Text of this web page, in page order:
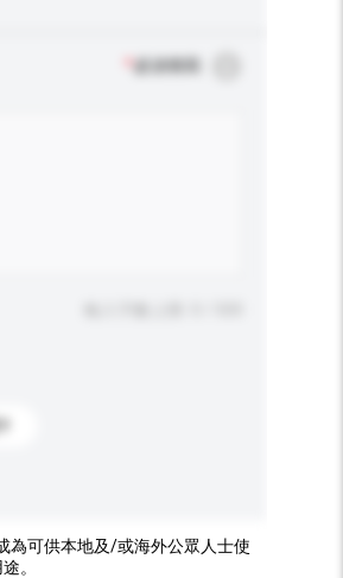
為可供本地及/或海外公眾人士使
。